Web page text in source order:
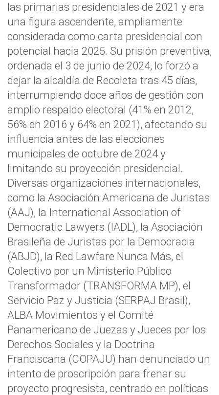
las primarias presidenciales de 2021 y era
una figura ascendente, ampliamente
considerada como carta presidencial con
potencial hacia 2025. Su prisión preventiva,
ordenada el 3 de junio de 2024, lo forzó a
dejar la alcaldía de Recoleta tras 45 días,
interrumpiendo doce años de gestión con
amplio respaldo electoral (41% en 2012,
56% en 2016 y 64% en 2021), afectando su
influencia antes de las elecciones
municipales de octubre de 2024 y
limitando su proyección presidencial.
Diversas organizaciones internacionales,
como la Asociación Americana de Juristas
(AAJ), la International Association of
Democratic Lawyers (IADL), la Asociación
Brasileña de Juristas por la Democracia
(ABJD), la Red Lawfare Nunca Más, el
Colectivo por un Ministerio Público
Transformador (TRANSFORMA MP), el
Servicio Paz y Justicia (SERPAJ Brasil),
ALBA Movimientos y el Comité
Panamericano de Juezas y Jueces por los
Derechos Sociales y la Doctrina
Franciscana (COPAJU) han denunciado un
intento de proscripción para frenar su
proyecto progresista, centrado en políticas